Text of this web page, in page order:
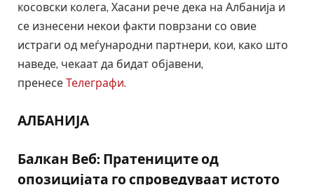
косовски колега, Хасани рече дека на Албанија и
се изнесени некои факти поврзани со овие
истраги од меѓународни партнери, кои, како што
наведе, чекаат да бидат објавени,
пренесе Телеграфи.
АЛБАНИЈА
Балкан Веб: Пратениците од
опозицијата го спроведуваат истото